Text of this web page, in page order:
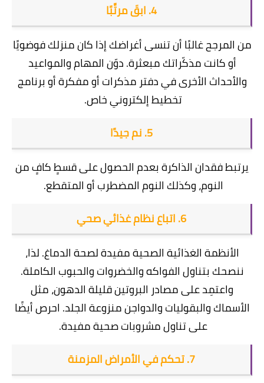
4. ابقَ مرتَّبًا
من المرجح غالبًا أن تنسى أغراضك إذا كان منزلك فوضويًا
أو كانت مذكّراتك مبعثرة. دوّن المهام والمواعيد
والأحداث الأخرى في دفتر مذكرات أو مفكرة أو برنامج
تخطيط إلكتروني خاص.
5. نم جيدًا
يرتبط فقدان الذاكرة بعدم الحصول على قسطٍ كافٍ من
النوم، وكذلك النوم المضطرب أو المتقطع.
6. اتباع نظام غذائي صحي
الأنظمة الغذائية الصحية مفيدة لصحة الدماغ. لذا،
ننصحك بتناول الفواكه والخضروات والحبوب الكاملة.
واعتمِد على مصادر البروتين قليلة الدهون، مثل
الأسماك والبقوليات والدواجن منزوعة الجلد. احرص أيضًا
على تناول مشروبات صحية مفيدة.
7. تحكم في الأمراض المزمنة